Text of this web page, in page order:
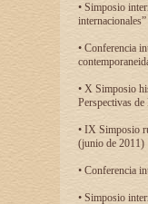
• Simposio
• Conferencia
• X Simposio
Perspectivas
• IX Simposio
(junio de 2011)
• Conferencia
• Simposio